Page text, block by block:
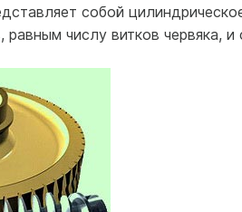
собой
равным числу витков червяка,